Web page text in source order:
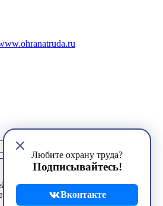
Любите охрану труда?
Подписывайтесь!
Вконтакте